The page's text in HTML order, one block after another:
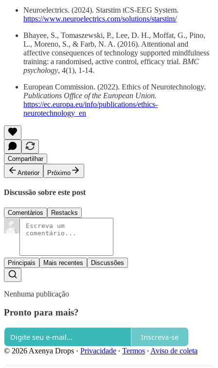
Neuroelectrics. (2024). Starstim tCS-EEG System.
https://www.neuroelectrics.com/solutions/starstim/
Bhayee, S., Tomaszewski, P., Lee, D. H., Moffat, G., Pino,
L., Moreno, S., & Farb, N. A. (2016). Attentional and
affective consequences of technology supported mindfulness
training: a randomised, active control, efficacy trial. BMC
psychology, 4(1), 1-14.
European Commission. (2022). Ethics of Neurotechnology.
Publications Office of the European Union.
https://ec.europa.eu/info/publications/ethics-
neurotechnology_en
Compartilhar
Anterior
Próximo
Discussão sobre este post
Comentários Restacks
Principais Mais recentes Discussões
Nenhuma publicação
Pronto para mais?
Inscreva-se
© 2026 Axenya Drops · Privacidade ∙ Termos ∙ Aviso de coleta